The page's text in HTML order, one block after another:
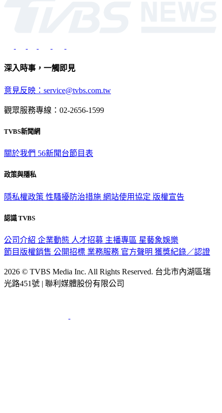
深入時事，一觸即見
意見反映：service@tvbs.com.tw
觀眾服務專線：02-2656-1599
TVBS新聞網
關於我們 56新聞台節目表
政策與隱私
隱私權政策 性騷擾防治措施 網站使用協定 版權宣告
認識 TVBS
公司介紹 企業動態 人才招募 主播專區 星藝象娛樂
節目版權銷售 公開招標 業務服務 官方聲明 獲獎紀錄／認證
2026 © TVBS Media Inc. All Rights Reserved. 台北市內湖區瑞
光路451號 | 聯利媒體股份有限公司